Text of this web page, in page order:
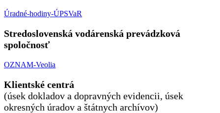
Úradné-hodiny-ÚPSVaR
Stredoslovenská vodárenská prevádzková
spoločnosť
OZNAM-Veolia
Klientské centrá
(úsek dokladov a dopravných evidencii, úsek
okresných úradov a štátnych archívov)